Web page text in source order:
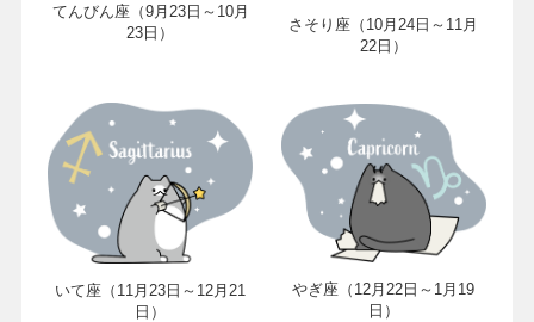
てんびん座（9月23日～10月
23日）
さそり座（10月24日～11月
22日）
いて座（11月23日～12月21
日）
やぎ座（12月22日～1月19
日）